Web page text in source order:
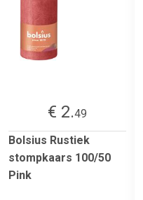
€ 2.49
Bolsius Rustiek
stompkaars 100/50
Pink